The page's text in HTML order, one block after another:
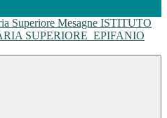
ISTITUTO
SUPERIORE EPIFANIO